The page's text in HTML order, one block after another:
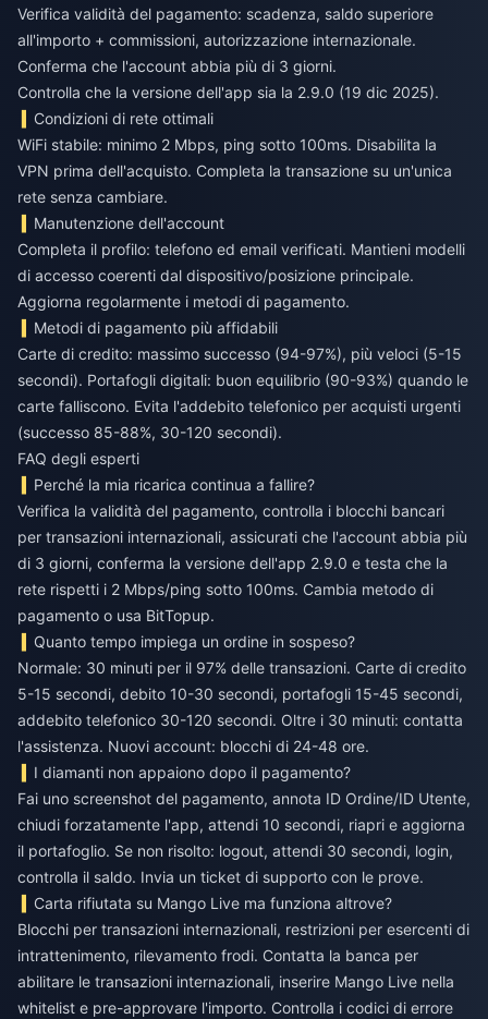
Verifica validità del pagamento: scadenza, saldo superiore
all'importo + commissioni, autorizzazione internazionale.
Conferma che l'account abbia più di 3 giorni.
Controlla che la versione dell'app sia la 2.9.0 (19 dic 2025).
Condizioni di rete ottimali
WiFi stabile: minimo 2 Mbps, ping sotto 100ms. Disabilita la
VPN prima dell'acquisto. Completa la transazione su un'unica
rete senza cambiare.
Manutenzione dell'account
Completa il profilo: telefono ed email verificati. Mantieni modelli
di accesso coerenti dal dispositivo/posizione principale.
Aggiorna regolarmente i metodi di pagamento.
Metodi di pagamento più affidabili
Carte di credito: massimo successo (94-97%), più veloci (5-15
secondi). Portafogli digitali: buon equilibrio (90-93%) quando le
carte falliscono. Evita l'addebito telefonico per acquisti urgenti
(successo 85-88%, 30-120 secondi).
FAQ degli esperti
Perché la mia ricarica continua a fallire?
Verifica la validità del pagamento, controlla i blocchi bancari
per transazioni internazionali, assicurati che l'account abbia più
di 3 giorni, conferma la versione dell'app 2.9.0 e testa che la
rete rispetti i 2 Mbps/ping sotto 100ms. Cambia metodo di
pagamento o usa BitTopup.
Quanto tempo impiega un ordine in sospeso?
Normale: 30 minuti per il 97% delle transazioni. Carte di credito
5-15 secondi, debito 10-30 secondi, portafogli 15-45 secondi,
addebito telefonico 30-120 secondi. Oltre i 30 minuti: contatta
l'assistenza. Nuovi account: blocchi di 24-48 ore.
I diamanti non appaiono dopo il pagamento?
Fai uno screenshot del pagamento, annota ID Ordine/ID Utente,
chiudi forzatamente l'app, attendi 10 secondi, riapri e aggiorna
il portafoglio. Se non risolto: logout, attendi 30 secondi, login,
controlla il saldo. Invia un ticket di supporto con le prove.
Carta rifiutata su Mango Live ma funziona altrove?
Blocchi per transazioni internazionali, restrizioni per esercenti di
intrattenimento, rilevamento frodi. Contatta la banca per
abilitare le transazioni internazionali, inserire Mango Live nella
whitelist e pre-approvare l'importo. Controlla i codici di errore